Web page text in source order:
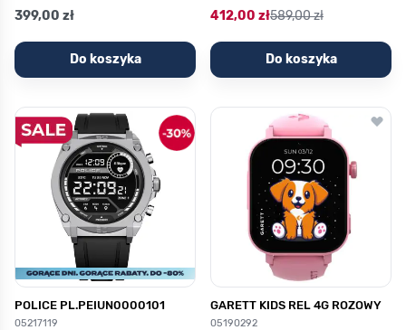
399,00 zł
Do koszyka
412,00 zł589,00 zł
Do koszyka
POLICE PL.PEIUN0000101
05217119
GARETT KIDS REL 4G ROZOWY
05190292